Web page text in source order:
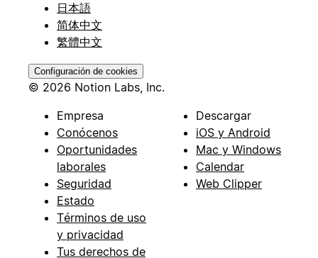
日本語
简体中文
繁體中文
Configuración de cookies
© 2026 Notion Labs, Inc.
Empresa
Conócenos
Oportunidades
laborales
Seguridad
Estado
Términos de uso
y privacidad
Tus derechos de
Descargar
iOS y Android
Mac y Windows
Calendar
Web Clipper